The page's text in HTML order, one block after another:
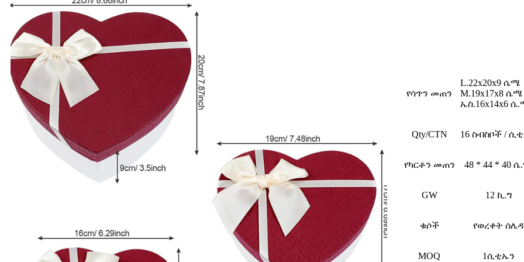
የሳጥን መጠን
L.22x20x9 ሴሜ
M.19x17x8 ሴሜ
ኤስ.16x14x6
Qty/CTN 16 ስብስቦች /
የካርቶን መጠን 48 * 44 * 40
GW 12 ኪ.ግ
ቁሶች የወረቀት ሰሌዳ
MOQ 1ሲቲኤን